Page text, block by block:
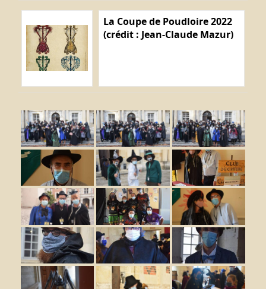
La Coupe de Poudloire 2022
(crédit : Jean-Claude Mazur)